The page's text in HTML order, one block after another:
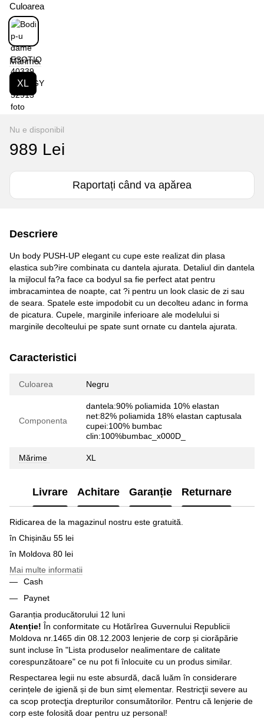
Culoarea
Mărime
XL
Nu e disponibil
989 Lei
Raportați când va apărea
Descriere
Un body PUSH-UP elegant cu cupe este realizat din plasa
elastica sub?ire combinata cu dantela ajurata. Detaliul din dantela
la mijlocul fa?a face ca bodyul sa fie perfect atat pentru
imbracamintea de noapte, cat ?i pentru un look clasic de zi sau
de seara. Spatele este impodobit cu un decolteu adanc in forma
de picatura. Cupele, marginile inferioare ale modelului si
marginile decolteului pe spate sunt ornate cu dantela ajurata.
Caracteristici
Culoarea Negru
Componenta
dantela:90% poliamida 10% elastan
net:82% poliamida 18% elastan captusala
cupei:100% bumbac
clin:100%bumbac_x000D_
Mărime XL
Livrare Achitare Garanție Returnare
Ridicarea de la magazinul nostru este gratuită.
în Chișinău 55 lei
în Moldova 80 lei
Mai multe informatii
Cash
Paynet
Garanția producătorului 12 luni
Atenție! În conformitate cu Hotărîrea Guvernului Republicii
Moldova nr.1465 din 08.12.2003 lenjerie de corp și ciorăpărie
sunt incluse în "Lista produselor nealimentare de calitate
corespunzătoare" ce nu pot fi înlocuite cu un produs similar.
Respectarea legii nu este absurdă, dacă luăm în considerare
cerințele de igienă și de bun simț elementar. Restricţii severe au
ca scop protecţia drepturilor consumătorilor. Pentru că lenjerie de
corp este folosită doar pentru uz personal!